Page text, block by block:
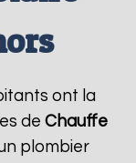
ont la
de Chauffe
plombier